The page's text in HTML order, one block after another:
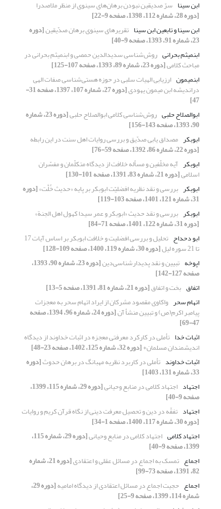
ابن سینا سرّ صدیقین نبودن برهان‌های سینوی از منظر ملاصدرا
[دوره 28، شماره 112، 1398، صفحه 9-22]
ابن سینا و تابعین ابن سینا تقریرهای سینوی برهان صدّیقین[دوره
23، شماره 91، 1393، صفحه 9-40]
ابن‏میثم بحرانی روش‌شناسی سدیدالدین حمصی و ابن‏میثم بحرانی در
مباحث کلامی[دوره 23، شماره 89، 1393، صفحه 107-125]
ابن‎میمون
ارزیابی الهیات سلبی در حوزه هستی‌شناسی صفات الهی
دراندیشه‌ ابن میمون یهودی [دوره 27، شماره 107، 1397، صفحه 31-
47]
ابوالصلاح حلبی روش‌شناسی کلامی ابو‌الصلاح حلبی [دوره 23، شماره
90، 1393، صفحه 143-156]
ابوبکر مصداق یابی صدّیق و بررسی روایات اهل سنت در این رابطه
[دوره 22، شماره 86، 1392، صفحه 59-76]
ابوبکر آیه مخلّفین و مسأله خلافت از دیدگاه متکلّمان و مفسّران
اسلامی[دوره 21، شماره 83، 1391، صفحه 101-130]
ابوبکر بررسی و نقد نظریه افضلیّت ابوبکر بر پایه «حدیث خُلَّت»[دوره
31، شماره 121، 1401، صفحه 103-119]
ابوبکر بررسی و نقد حدیث «ابوبکر و عمر سیدا کهول اهل الجنة»
[دوره 31، شماره 122، 1401، صفحه 71-84]
ابو دحداح
تحلیل و بررسی افضلیت و خلافت ابوبکر بر اساس آیات 17
تا 21 سوره لیل
[دوره 30، شماره 119، 1400، صفحه 109-128]
اپوخه تبیین و نقد پدیدارشناسی‌دین [دوره 23، شماره 90، 1393،
صفحه 127-142]
اتفاق بخت و اتفاق[دوره 21، شماره 81، 1391، صفحه 5-13]
اتهام سحر واکاوی مقصود مشرکان از ایراد اتهام سحر به معجزات
پیامبر اکرم(ص) و تبیین منشأ آن [دوره 24، شماره 96، 1394، صفحه
47-69]
اثبات خدا تأملی در کارکرد معرفتی معجزه در اثبات خداوند از دیدگاه
اندیشمندان مسلمان+[دوره 32، شماره 125، 1402، صفحه 23-48]
اثبات خداوند تأملی در کاربرد نظریه مهبانگ در برهان حدوث[دوره
33، شماره 131، 1403]
اجتهاد اجتهاد کلامی در منابع وحیانی [دوره 29، شماره 115، 1399،
صفحه 9-40]
اجتهاد تفقّه در دین و تحصیل معرفت دینی از نگاه قرآن کریم و روایات
[دوره 30، شماره 117، 1400، صفحه 1-34]
اجتهاد کلامی اجتهاد کلامی در منابع وحیانی [دوره 29، شماره 115،
1399، صفحه 9-40]
اجماع تمسک به اجماع در مسائل عقلی و اعتقادی [دوره 21، شماره
82، 1391، صفحه 73-99]
اجماع حجیت اجماع در مسائل اعتقادی از دیدگاه امامیه [دوره 29،
شماره 114، 1399، صفحه 9-25]